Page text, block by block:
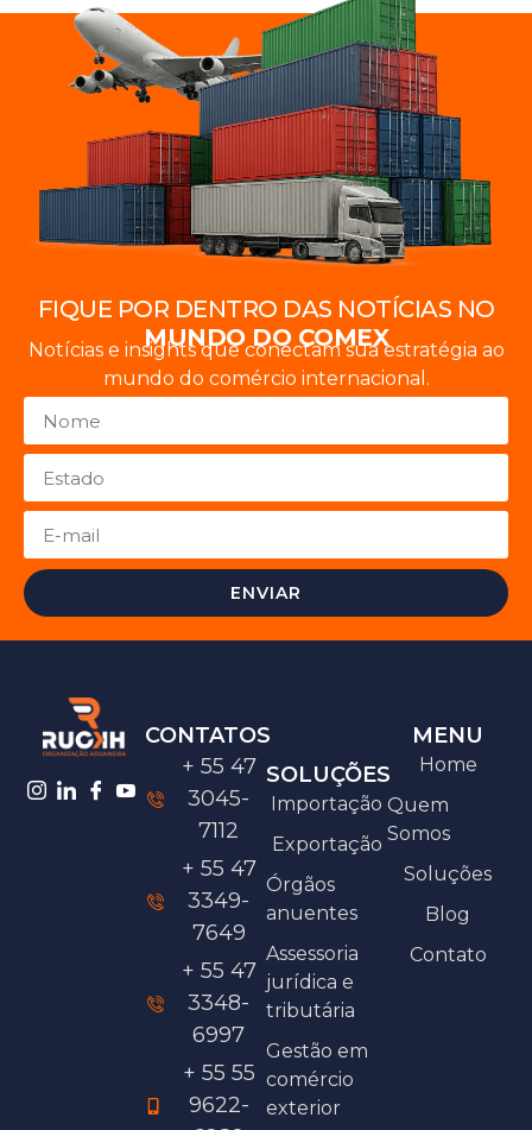
FIQUE POR DENTRO DAS NOTÍCIAS NO
MUNDO DO COMEX
Notícias e insights que conectam sua estratégia ao
mundo do comércio internacional.
ENVIAR
CONTATOS
+ 55 47
3045-
7112
+ 55 47
3349-
7649
+ 55 47
3348-
6997
+ 55 55
9622-
SOLUÇÕES
Importação
Exportação
Órgãos
anuentes
Assessoria
jurídica e
tributária
Gestão em
comércio
exterior
MENU
Home
Quem
Somos
Soluções
Blog
Contato